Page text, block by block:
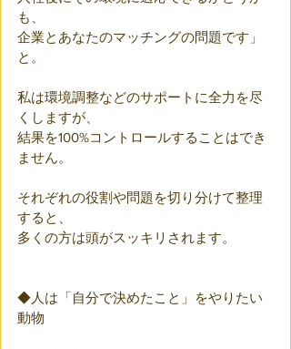
も、
企業とあなたのマッチングの問題です」
と。
私は環境調整などのサポートに全力を尽
くしますが、
結果を100%コントロールすることはでき
ません。
それぞれの役割や問題を切り分けて整理
すると、
多くの方は頭がスッキリされます。
◆人は「自分で決めたこと」をやりたい
動物